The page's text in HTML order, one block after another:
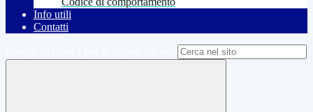
Info utili
Contatti